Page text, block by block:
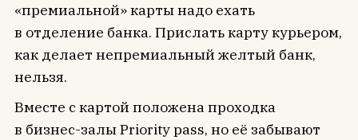
«премиальной» карты надо ехать
в отделение банка. Прислать карту курьером,
как делает непремиальный желтый банк,
нельзя.
Вместе с картой положена проходка
в бизнес-залы Priority pass, но её забывают